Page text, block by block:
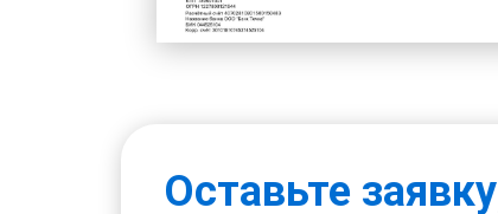
Оставьте заявку